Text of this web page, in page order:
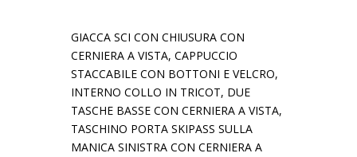
GIACCA SCI CON CHIUSURA CON
CERNIERA A VISTA, CAPPUCCIO
STACCABILE CON BOTTONI E VELCRO,
INTERNO COLLO IN TRICOT, DUE
TASCHE BASSE CON CERNIERA A VISTA,
TASCHINO PORTA SKIPASS SULLA
MANICA SINISTRA CON CERNIERA A